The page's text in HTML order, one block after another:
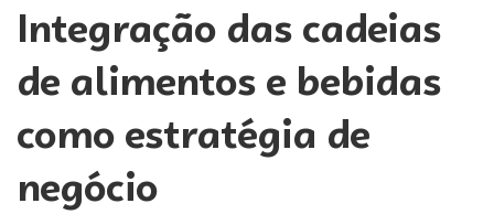
Integração das cadeias
de alimentos e bebidas
como estratégia de
negócio